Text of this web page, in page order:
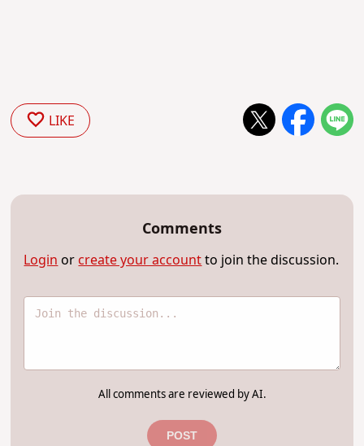
LIKE
Comments
Login or create your accountto join the discussion.
All comments are reviewed by AI.
POST